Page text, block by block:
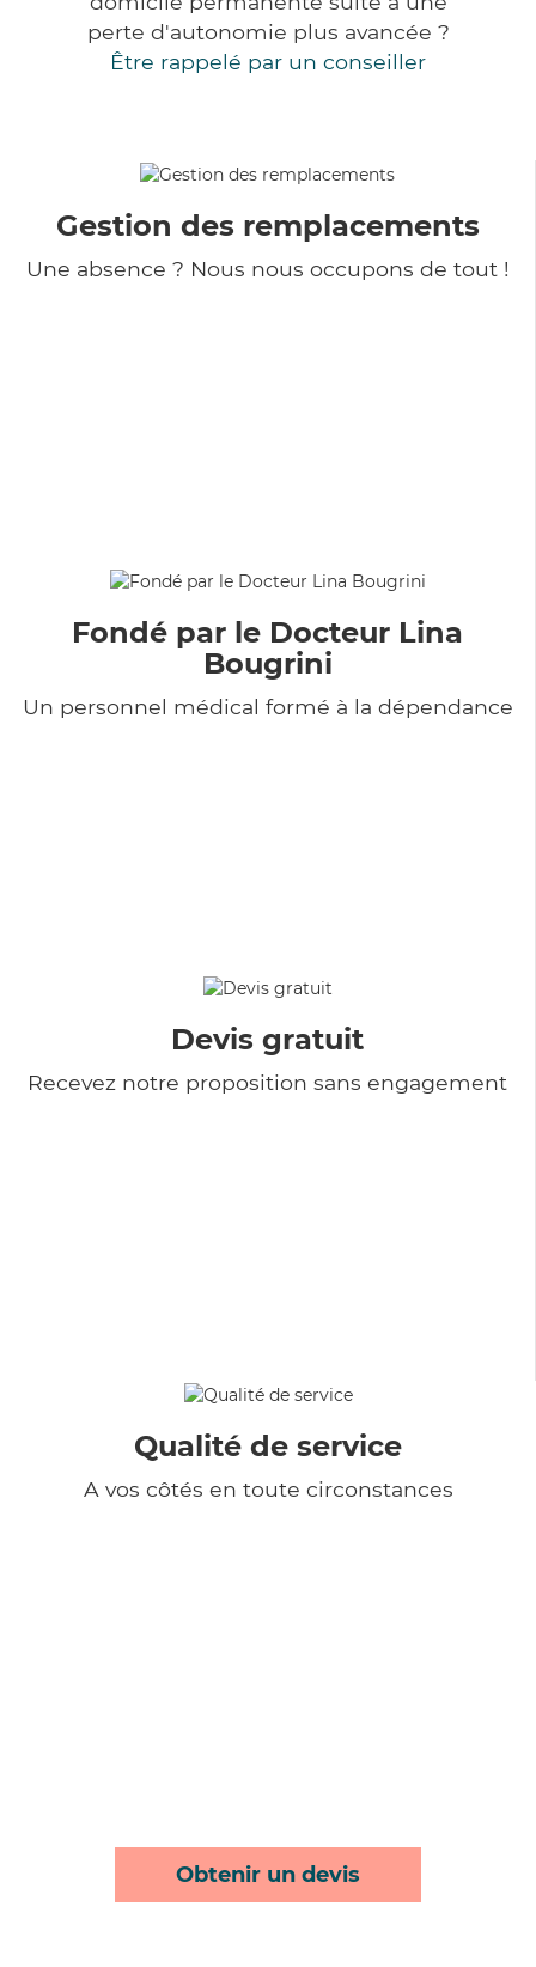
perte d'autonomie plus avancée ?
Être rappelé par un conseiller
Gestion des remplacements
Une absence ? Nous nous occupons de tout !
Fondé par le Docteur Lina
Bougrini
Un personnel médical formé à la dépendance
Devis gratuit
Recevez notre proposition sans engagement
Qualité de service
A vos côtés en toute circonstances
Obtenir un devis